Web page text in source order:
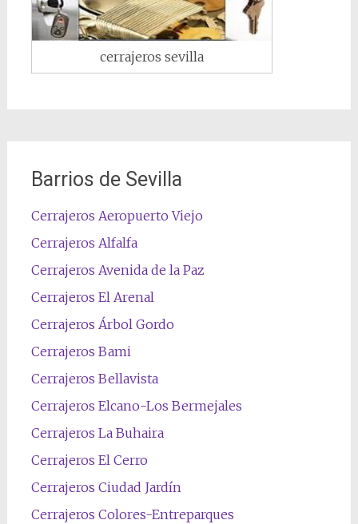
cerrajeros sevilla
Barrios de Sevilla
Cerrajeros Aeropuerto Viejo
Cerrajeros Alfalfa
Cerrajeros Avenida de la Paz
Cerrajeros El Arenal
Cerrajeros Árbol Gordo
Cerrajeros Bami
Cerrajeros Bellavista
Cerrajeros Elcano-Los Bermejales
Cerrajeros La Buhaira
Cerrajeros El Cerro
Cerrajeros Ciudad Jardín
Cerrajeros Colores-Entreparques